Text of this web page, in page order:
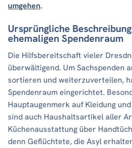
umgehen.
Ursprüngliche
ehemaligen Spendenraum
Die Hilfsbereitschaft vieler
überwältigend. Um Sachspenden
sortieren und weiterzuverteilen,
Spendenraum eingerichtet.
Hauptaugenmerk auf Kleidung
sind auch Haushaltsartikel aller
Küchenausstattung über
denn Geflüchtete, die Asyl